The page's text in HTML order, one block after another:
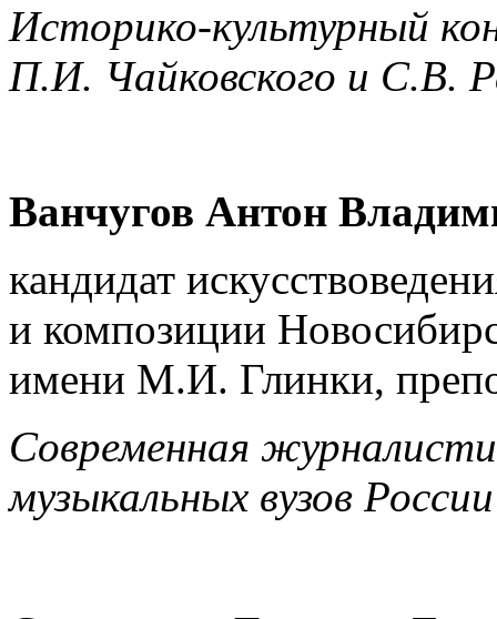
Историко-культурный
П.И. Чайковского и С.В.
Ванчугов Антон
кандидат
и композиции
имени М.И. Глинки,
Современная
музыкальных вузов России